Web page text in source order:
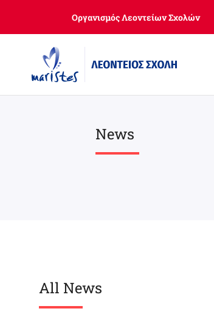
main
Οργανισμός Λεοντείων Σχολών
News
All News